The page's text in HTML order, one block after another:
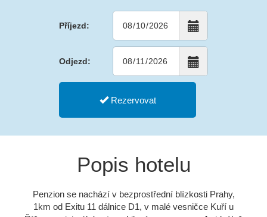
Příjezd:
Odjezd:
Rezervovat
Popis hotelu
Penzion se nachází v bezprostřední blízkosti Prahy,
1km od Exitu 11 dálnice D1, v malé vesničce Kuří u